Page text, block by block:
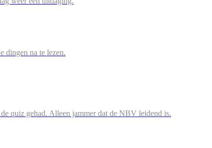
dingen na te lezen.
quiz gehad. Alleen jammer dat de NBV leidend is.